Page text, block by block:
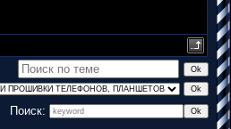
Поиск: